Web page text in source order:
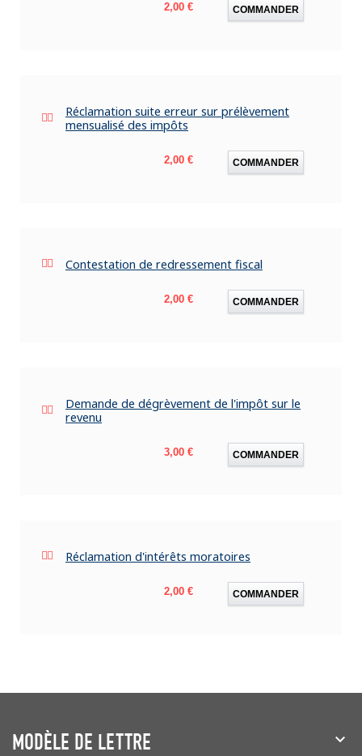
Prix
2,00 € COMMANDER
Réclamation suite erreur sur prélèvement
mensualisé des impôts
Prix
2,00 € COMMANDER
Contestation de redressement fiscal
Prix
2,00 € COMMANDER
Demande de dégrèvement de l'impôt sur le
revenu
Prix
3,00 € COMMANDER
Réclamation d'intérêts moratoires
Prix
2,00 € COMMANDER
MODÈLE DE LETTRE